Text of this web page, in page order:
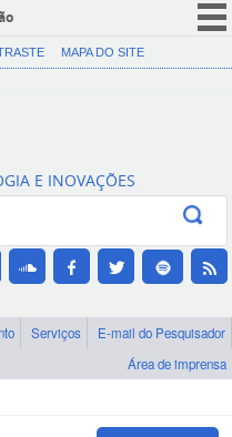
CORONAVÍRUS (COVID-19)
Canais
MAPA DO SITE
E INOVAÇÕES
Serviços
E-mail do Pesquisador
Área de imprensa